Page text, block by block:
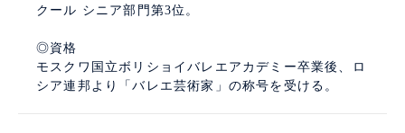
クール シニア部門第3位。
◎資格
モスクワ国立ボリショイバレエアカデミー卒業後、ロ
シア連邦より「バレエ芸術家」の称号を受ける。